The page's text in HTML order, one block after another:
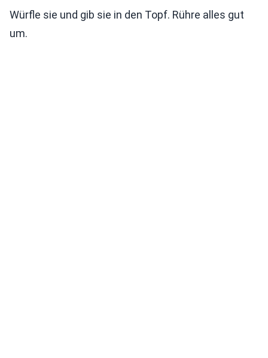
Würfle sie und gib sie in den Topf. Rühre alles gut
um.